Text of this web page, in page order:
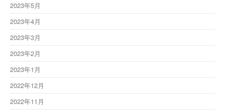
2023年5月
2023年4月
2023年3月
2023年2月
2023年1月
2022年12月
2022年11月